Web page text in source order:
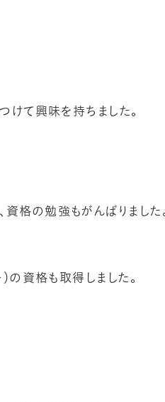
て興味を持ちました。
格の勉強もがんばりました
の資格も取得しました。